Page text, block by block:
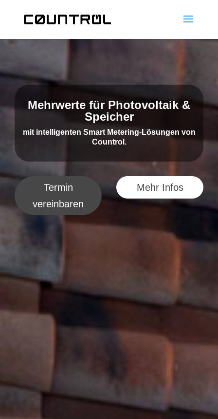
Mehrwerte für Photovoltaik &
Speicher
mit intelligenten Smart Metering-Lösungen von
Countrol.
Termin
vereinbaren
Mehr Infos